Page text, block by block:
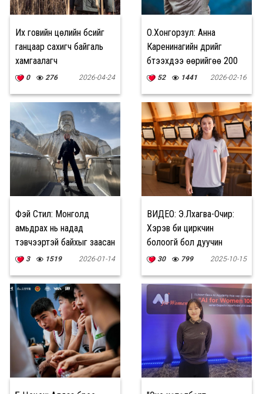
Их говийн цөлийн бүсийг
ганцаар сахигч байгаль
хамгаалагч
0 276 2026-04-24
О.Хонгорзул: Анна
Каренинагийн дүрийг
бүтээхдээ өөрийгөө 200
хувь дайчилсан
52 1441 2026-02-16
Фэй Стил: Монголд
амьдрах нь надад
тэвчээртэй байхыг заасан
3 1519 2026-01-14
ВИДЕО: Э.Лхагва-Очир:
Хэрэв би циркчин
болоогүй бол дуучин
болох байсан
30 799 2025-10-15